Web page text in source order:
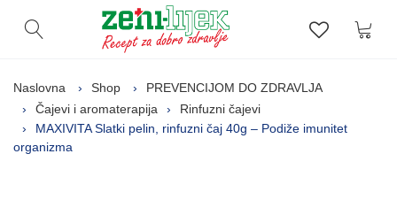
Otvori pretragu Lista
Naslovna Shop
PREVENCIJOM DO ZDRAVLJA
Čajevi i aromaterapija
Rinfuzni čajevi
MAXIVITA Slatki pelin, rinfuzni čaj 40g – Podiže imunitet
organizma